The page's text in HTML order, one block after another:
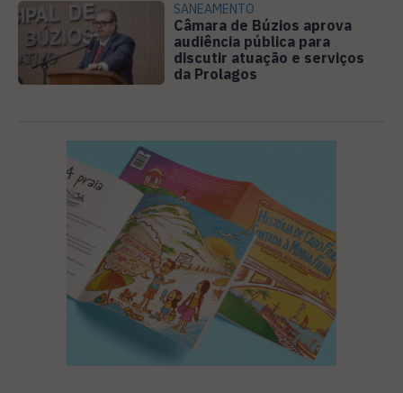
SANEAMENTO
Câmara de Búzios aprova
audiência pública para
discutir atuação e serviços
da Prolagos